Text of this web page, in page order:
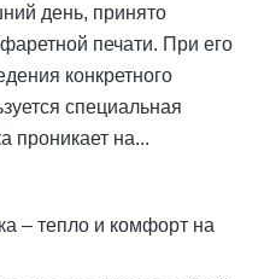
день, принято
печати. При его
конкретного
специальная
проникает на...
– тепло и комфорт на